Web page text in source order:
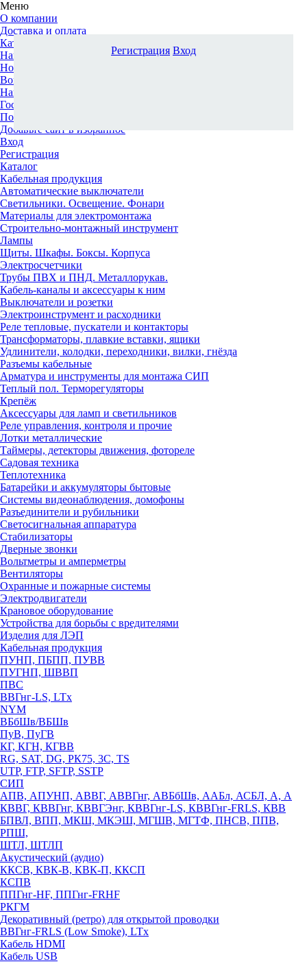
Меню
О компании
Доставка и оплата
Каталог
Наши офисы
Новости и новинки
Вопрос-ответ
Наша команда
Гос. заказчикам
Поставщикам
Добавьте сайт в избранное
Вход
Регистрация
Каталог
Кабельная продукция
Автоматические выключатели
Светильники. Освещение. Фонари
Материалы для электромонтажа
Строительно-монтажный инструмент
Лампы
Щиты. Шкафы. Боксы. Корпуса
Электросчетчики
Трубы ПВХ и ПНД. Металлорукав.
Кабель-каналы и аксессуары к ним
Выключатели и розетки
Электроинструмент и расходники
Реле тепловые, пускатели и контакторы
Трансформаторы, плавкие вставки, ящики
Удлинители, колодки, переходники, вилки, гнёзда
Разъемы кабельные
Арматура и инструменты для монтажа СИП
Теплый пол. Терморегуляторы
Крепёж
Аксессуары для ламп и светильников
Реле управления, контроля и прочие
Лотки металлические
Таймеры, детекторы движения, фотореле
Садовая техника
Теплотехника
Батарейки и аккумуляторы бытовые
Системы видеонаблюдения, домофоны
Разъединители и рубильники
Светосигнальная аппаратура
Стабилизаторы
Дверные звонки
Вольтметры и амперметры
Вентиляторы
Охранные и пожарные системы
Электродвигатели
Крановое оборудование
Устройства для борьбы с вредителями
Изделия для ЛЭП
Кабельная продукция
ПУНП, ПБПП, ПУВВ
ПУГНП, ШВВП
ПВС
ВВГнг-LS, LTx
NYM
ВБбШв/ВБШв
ПуВ, ПуГВ
КГ, КГН, КГВВ
RG, SAT, DG, РК75, 3С, TS
UTP, FTP, SFTP, SSTP
СИП
АПВ, АПУНП, АВВГ, АВВГнг, АВБбШв, ААБл, АСБЛ, А, А
КВВГ, КВВГнг, КВВГЭнг, КВВГнг-LS, КВВГнг-FRLS, КВВ
БПВЛ, ВПП, МКШ, МКЭШ, МГШВ, МГТФ, ПНСВ, ППВ,
РПШ,
ШТЛ, ШТЛП
Акустический (аудио)
ККСВ, КВК-В, КВК-П, ККСП
КСПВ
ППГнг-HF, ППГнг-FRHF
РКГМ
Декоративный (ретро) для открытой проводки
ВВГнг-FRLS (Low Smoke), LTx
Кабель HDMI
Кабель USB
Регистрация Вход